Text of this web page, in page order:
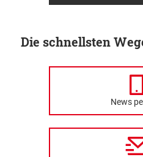
Die schnellsten
News